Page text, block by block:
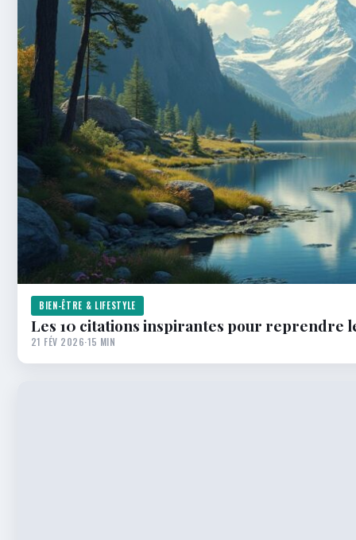
BIEN-ÊTRE & LIFESTYLE
Les 10 citations inspirantes pour reprendre
21 FÉV 2026·15 MIN